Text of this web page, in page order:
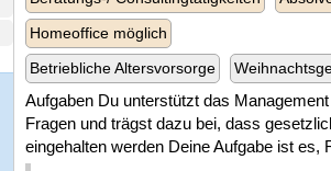
Homeoffice möglich
Betriebliche Altersvorsorge
Aufgaben Du unterstützt das
Fragen und trägst dazu bei, dass
eingehalten werden Deine Aufgabe ist es,